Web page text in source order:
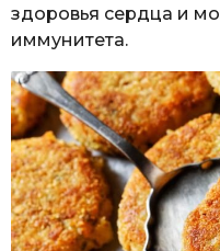
здоровья сердца и
иммунитета.